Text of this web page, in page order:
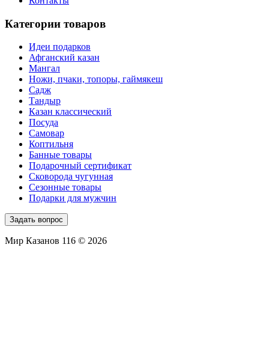
Категории товаров
Идеи подарков
Афганский казан
Мангал
Ножи, пчаки, топоры, гаймякеш
Садж
Тандыр
Казан классический
Посуда
Самовар
Коптильня
Банные товары
Подарочный сертификат
Сковорода чугунная
Сезонные товары
Подарки для мужчин
Задать вопрос
Мир Казанов 116 © 2026